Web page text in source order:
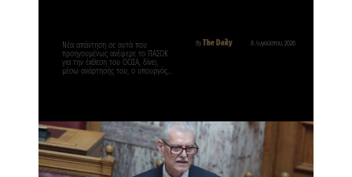
By The Daily 8 Αυγούστου, 2026
Νέα απάντηση σε αυτά που
προηγουμένως ανέφερε το ΠΑΣΟΚ
για την έκθεση του ΟΟΣΑ, δίνει,
μέσω ανάρτησής του, ο υπουργός…